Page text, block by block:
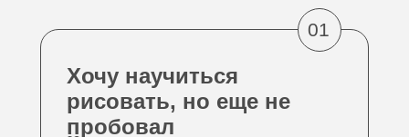
Хочу научиться
рисовать, но еще не
пробовал
01